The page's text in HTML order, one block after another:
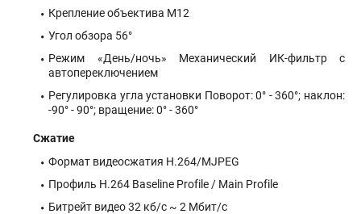
Крепление объектива М12
Угол обзора 56°
Режим «День/ночь» Механический ИК-фильтр с
автопереключением
Регулировка угла установки Поворот: 0° - 360°; наклон:
-90° - 90°; вращение: 0° - 360°
Сжатие
Формат видеосжатия H.264/MJPEG
Профиль H.264 Baseline Profile / Main Profile
Битрейт видео 32 кб/с ~ 2 Мбит/с